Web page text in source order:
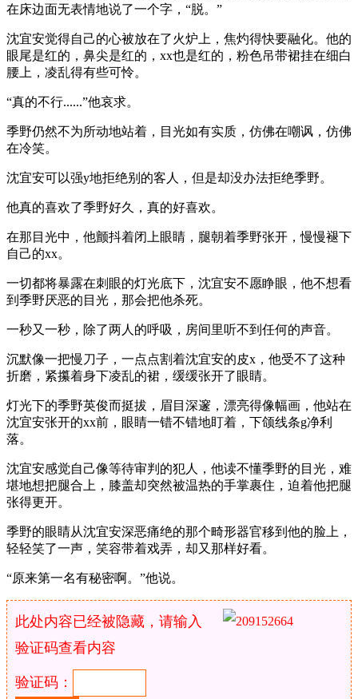
在床边面无表情地说了一个字，“脱。”
沈宜安觉得自己的心被放在了火炉上，焦灼得快要融化。他的
眼尾是红的，鼻尖是红的，xx也是红的，粉色吊带裙挂在细白
腰上，凌乱得有些可怜。
“真的不行......”他哀求。
季野仍然不为所动地站着，目光如有实质，仿佛在嘲讽，仿佛
在冷笑。
沈宜安可以强y地拒绝别的客人，但是却没办法拒绝季野。
他真的喜欢了季野好久，真的好喜欢。
在那目光中，他颤抖着闭上眼睛，腿朝着季野张开，慢慢褪下
自己的xx。
一切都将暴露在刺眼的灯光底下，沈宜安不愿睁眼，他不想看
到季野厌恶的目光，那会把他杀死。
一秒又一秒，除了两人的呼吸，房间里听不到任何的声音。
沉默像一把慢刀子，一点点割着沈宜安的皮x，他受不了这种
折磨，紧攥着身下凌乱的裙，缓缓张开了眼睛。
灯光下的季野英俊而挺拔，眉目深邃，漂亮得像幅画，他站在
沈宜安张开的xx前，眼睛一错不错地盯着，下颌线条g净利
落。
沈宜安感觉自己像等待审判的犯人，他读不懂季野的目光，难
堪地想把腿合上，膝盖却突然被温热的手掌裹住，迫着他把腿
张得更开。
季野的眼睛从沈宜安深恶痛绝的那个畸形器官移到他的脸上，
轻轻笑了一声，笑容带着戏弄，却又那样好看。
“原来第一名有秘密啊。”他说。
此处内容已经被隐藏，请输入
验证码查看内容
验证码：